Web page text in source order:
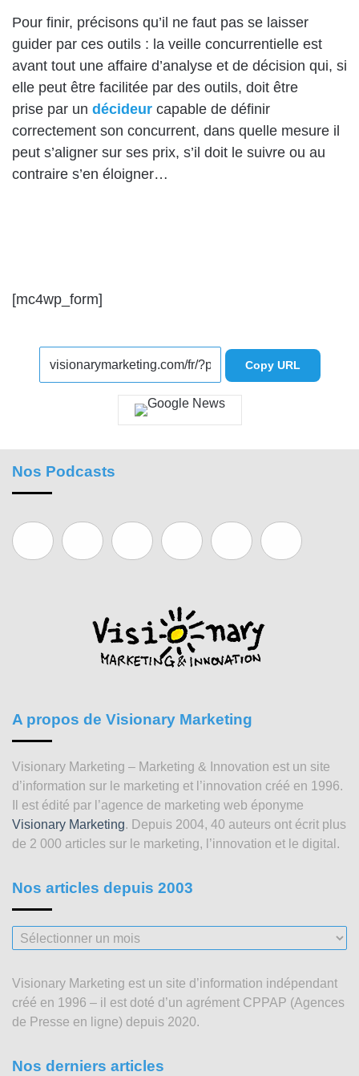
Pour finir, précisons qu’il ne faut pas se laisser
guider par ces outils : la veille concurrentielle est
avant tout une affaire d’analyse et de décision qui, si
elle peut être facilitée par des outils, doit être
prise par un décideur capable de définir
correctement son concurrent, dans quelle mesure il
peut s’aligner sur ses prix, s’il doit le suivre ou au
contraire s’en éloigner…
[mc4wp_form]
Copy URL
Nos Podcasts
A propos de Visionary Marketing
Visionary Marketing – Marketing & Innovation est un site
d’information sur le marketing et l’innovation créé en 1996.
Il est édité par l’agence de marketing web éponyme
Visionary Marketing. Depuis 2004, 40 auteurs ont écrit plus
de 2 000 articles sur le marketing, l’innovation et le digital.
Nos articles depuis 2003
Nos
articles
2003
Visionary Marketing est un site d’information indépendant
créé en 1996 – il est doté d’un agrément CPPAP (Agences
de Presse en ligne) depuis 2020.
Nos derniers articles